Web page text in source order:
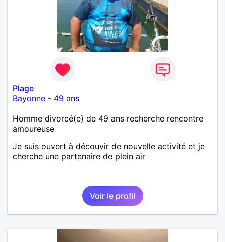
Plage
Bayonne - 49 ans
Homme divorcé(e) de 49 ans recherche rencontre
amoureuse
Je suis ouvert à découvir de nouvelle activité et je
cherche une partenaire de plein air
Voir le profil